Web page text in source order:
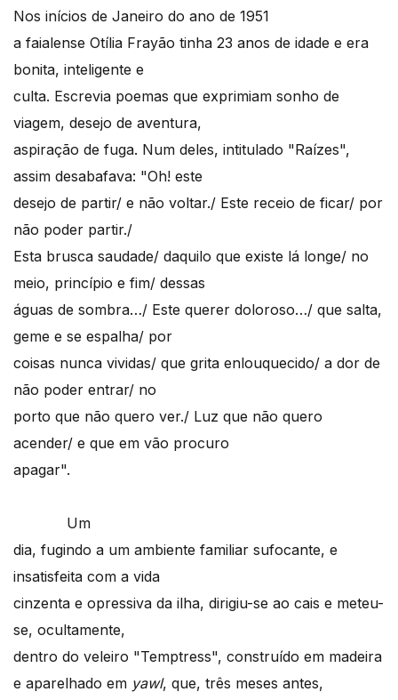
Nos inícios de Janeiro do ano de 1951
a faialense Otília Frayão tinha 23 anos de idade e era
bonita, inteligente e
culta. Escrevia poemas que exprimiam sonho de
viagem, desejo de aventura,
aspiração de fuga. Num deles, intitulado "Raízes",
assim desabafava: "Oh! este
desejo de partir/ e não voltar./ Este receio de ficar/ por
não poder partir./
Esta brusca saudade/ daquilo que existe lá longe/ no
meio, princípio e fim/ dessas
águas de sombra…/ Este querer doloroso…/ que salta,
geme e se espalha/ por
coisas nunca vividas/ que grita enlouquecido/ a dor de
não poder entrar/ no
porto que não quero ver./ Luz que não quero
acender/ e que em vão procuro
apagar".
Um
dia, fugindo a um ambiente familiar sufocante, e
insatisfeita com a vida
cinzenta e opressiva da ilha, dirigiu-se ao cais e meteu-
se, ocultamente,
dentro do veleiro "Temptress", construído em madeira
e aparelhado em yawl, que, três meses antes,